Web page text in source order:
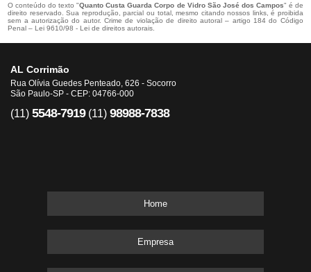
O conteúdo do texto "Quanto Custa Guarda Corpo de Vidro São José dos Campos" é de
direito reservado. Sua reprodução, parcial ou total, mesmo citando nossos links, é proibida
sem a autorização do autor. Crime de violação de direito autoral – artigo 184 do Código
Penal –Lei 9610/98 - Lei de direitos autorais
AL Corrimão
Rua Olívia Guedes Penteado, 626 - Socorro
São Paulo-SP - CEP: 04766-000
(11) 5548-7919 (11) 98988-7838
Home
Empresa